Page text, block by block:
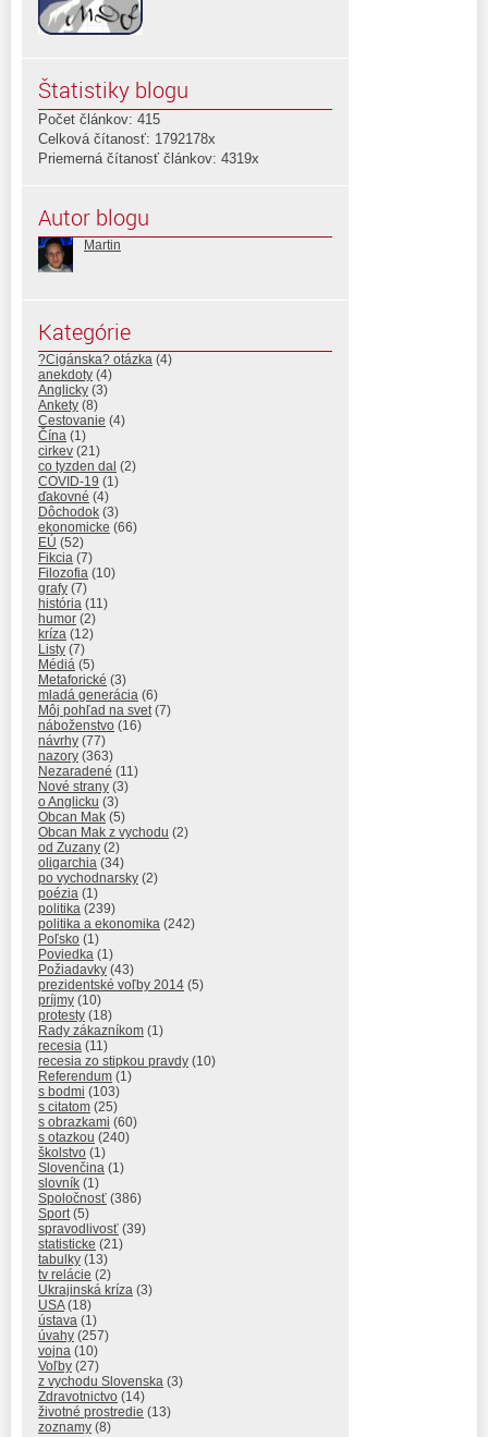
Štatistiky blogu
Počet článkov: 415
Celková čítanosť: 1792178x
Priemerná čítanosť článkov: 4319x
Autor blogu
Martin
Kategórie
?Cigánska? otázka (4)
anekdoty (4)
Anglicky (3)
Ankety (8)
Cestovanie (4)
Čína (1)
cirkev (21)
co tyzden dal (2)
COVID-19 (1)
ďakovné (4)
Dôchodok (3)
ekonomicke (66)
EÚ (52)
Fikcia (7)
Filozofia (10)
grafy (7)
história (11)
humor (2)
kríza (12)
Listy (7)
Médiá (5)
Metaforické (3)
mladá generácia (6)
Môj pohľad na svet(7)
náboženstvo (16)
návrhy (77)
nazory (363)
Nezaradené (11)
Nové strany (3)
o Anglicku (3)
Obcan Mak (5)
Obcan Mak z vychodu (2)
od Zuzany (2)
oligarchia (34)
po vychodnarsky (2)
poézia (1)
politika (239)
politika a ekonomika (242)
Poľsko (1)
Poviedka (1)
Požiadavky (43)
prezidentské voľby 2014 (5)
príjmy (10)
protesty (18)
Rady zákazníkom (1)
recesia (11)
recesia zo stipkou pravdy (10)
Referendum (1)
s bodmi (103)
s citatom (25)
s obrazkami (60)
s otazkou (240)
školstvo (1)
Slovenčina (1)
slovník (1)
Spoločnosť (386)
Sport(5)
spravodlivosť (39)
statisticke (21)
tabulky (13)
tv relácie (2)
Ukrajinská kríza (3)
USA(18)
ústava (1)
úvahy (257)
vojna (10)
Voľby (27)
z vychodu Slovenska (3)
Zdravotnictvo (14)
životné prostredie (13)
zoznamy (8)